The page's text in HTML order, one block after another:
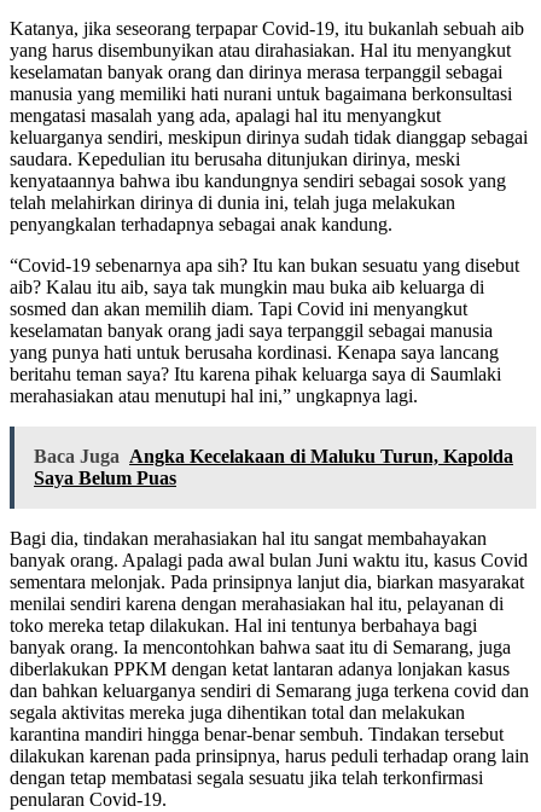
Katanya, jika seseorang terpapar Covid-19, itu bukanlah sebuah aib
yang harus disembunyikan atau dirahasiakan. Hal itu menyangkut
keselamatan banyak orang dan dirinya merasa terpanggil sebagai
manusia yang memiliki hati nurani untuk bagaimana berkonsultasi
mengatasi masalah yang ada, apalagi hal itu menyangkut
keluarganya sendiri, meskipun dirinya sudah tidak dianggap sebagai
saudara. Kepedulian itu berusaha ditunjukan dirinya, meski
kenyataannya bahwa ibu kandungnya sendiri sebagai sosok yang
telah melahirkan dirinya di dunia ini, telah juga melakukan
penyangkalan terhadapnya sebagai anak kandung.
“Covid-19 sebenarnya apa sih? Itu kan bukan sesuatu yang disebut
aib? Kalau itu aib, saya tak mungkin mau buka aib keluarga di
sosmed dan akan memilih diam. Tapi Covid ini menyangkut
keselamatan banyak orang jadi saya terpanggil sebagai manusia
yang punya hati untuk berusaha kordinasi. Kenapa saya lancang
beritahu teman saya? Itu karena pihak keluarga saya di Saumlaki
merahasiakan atau menutupi hal ini,” ungkapnya lagi.
Baca Juga Angka Kecelakaan di Maluku Turun, Kapolda
Saya Belum Puas
Bagi dia, tindakan merahasiakan hal itu sangat membahayakan
banyak orang. Apalagi pada awal bulan Juni waktu itu, kasus Covid
sementara melonjak. Pada prinsipnya lanjut dia, biarkan masyarakat
menilai sendiri karena dengan merahasiakan hal itu, pelayanan di
toko mereka tetap dilakukan. Hal ini tentunya berbahaya bagi
banyak orang. Ia mencontohkan bahwa saat itu di Semarang, juga
diberlakukan PPKM dengan ketat lantaran adanya lonjakan kasus
dan bahkan keluarganya sendiri di Semarang juga terkena covid dan
segala aktivitas mereka juga dihentikan total dan melakukan
karantina mandiri hingga benar-benar sembuh. Tindakan tersebut
dilakukan karenan pada prinsipnya, harus peduli terhadap orang lain
dengan tetap membatasi segala sesuatu jika telah terkonfirmasi
penularan Covid-19.